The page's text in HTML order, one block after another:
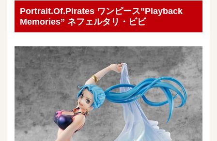
Portrait.Of.Pirates ワンピース”Playback
Memories” ネフェルタリ・ビビ